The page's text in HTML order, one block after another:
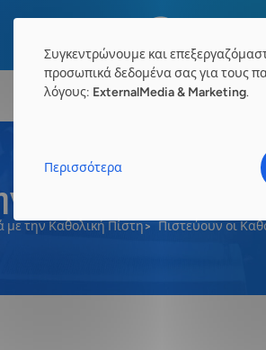
αιώνια ζωή;
με την Καθολική Πίστη Πιστεύουν οι
Συγκεντρώνουμε και
προσωπικά δεδομένα σας για τους
λόγους: ExternalMedia & Marketing.
Περισσότερα